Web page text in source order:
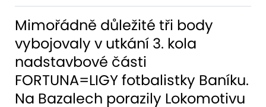
Mimořádně důležité tři body
vybojovaly v utkání 3. kola
nadstavbové části
FORTUNA=LIGY fotbalistky Baníku.
Na Bazalech porazily Lokomotivu